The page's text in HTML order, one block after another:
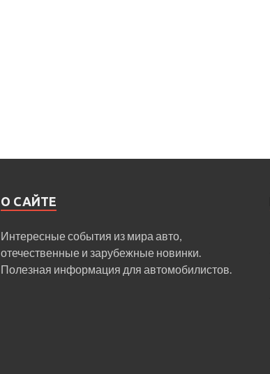
О САЙТЕ
Интересные события из мира авто,
отечественные и зарубежные новинки.
Полезная информация для автомобилистов.